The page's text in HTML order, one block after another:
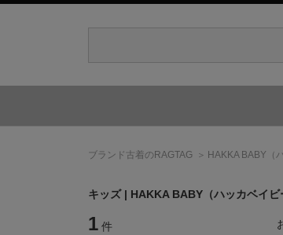
ブランド古着のRAGTAG HAKKA BABY （
キッズ | HAKKA BABY （ハッカベイビ
1 件